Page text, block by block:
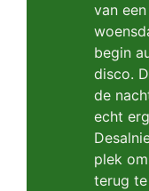
van
begin
disco.
de
echt
plek
terug